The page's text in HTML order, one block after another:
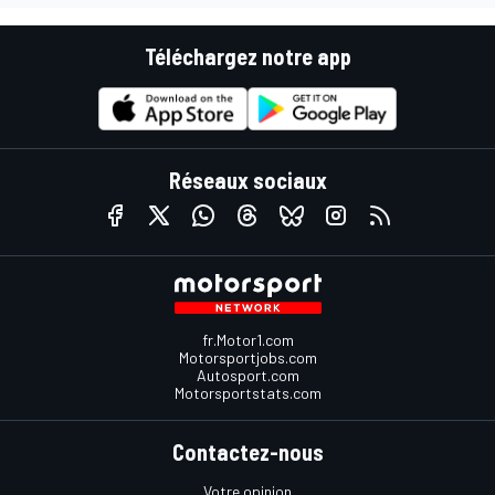
Téléchargez notre app
Réseaux sociaux
fr.Motor1.com
Motorsportjobs.com
Autosport.com
Motorsportstats.com
Contactez-nous